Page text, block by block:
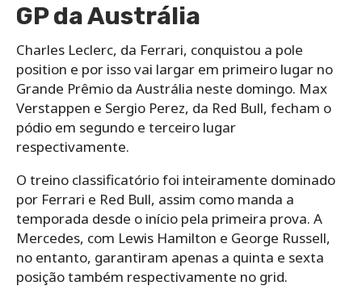
GP da Austrália
Charles Leclerc, da Ferrari, conquistou a pole
position e por isso vai largar em primeiro lugar no
Grande Prêmio da Austrália neste domingo. Max
Verstappen e Sergio Perez, da Red Bull, fecham o
pódio em segundo e terceiro lugar
respectivamente.
O treino classificatório foi inteiramente dominado
por Ferrari e Red Bull, assim como manda a
temporada desde o início pela primeira prova. A
Mercedes, com Lewis Hamilton e George Russell,
no entanto, garantiram apenas a quinta e sexta
posição também respectivamente no grid.